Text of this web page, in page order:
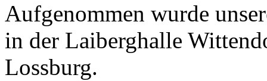
Aufgenommen wurde
in der Laiberghalle
Lossburg.